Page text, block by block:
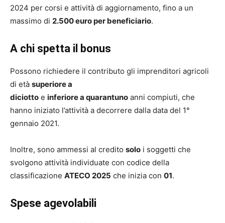
2024 per corsi e attività di aggiornamento, fino a un
massimo di 2.500 euro per beneficiario.
A chi spetta il bonus
Possono richiedere il contributo gli imprenditori agricoli
di età superiore a
diciotto e inferiore a quarantuno anni compiuti, che
hanno iniziato l’attività a decorrere dalla data del 1°
gennaio 2021.
Inoltre, sono ammessi al credito solo i soggetti che
svolgono attività individuate con codice della
classificazione ATECO 2025 che inizia con 01.
Spese agevolabili